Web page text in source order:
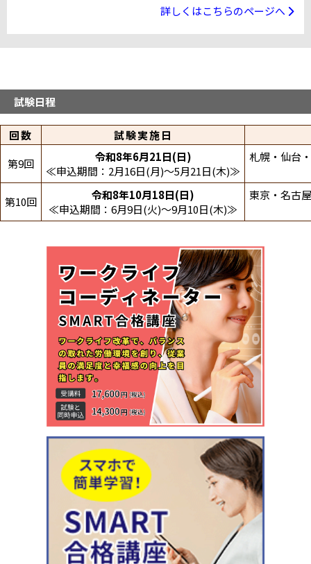
中国・四国
九州・沖縄
八幡西テストセンター
システムランド熊本テストセンター
システムランド宮崎テストセンター
鹿児島中央駅東テストセンター
博多駅筑紫口テストセンター
満席
折りたたむ
詳しくはこちらのページへ
試験日程
回数
試験実施日
第9回
令和8年6月21日(日)
≪申込期間：2月16日(月)～5月21日(木)≫
札幌・仙台
第10回
令和8年10月18日(日)
≪申込期間：6月9日(火)～9月10日(木)≫
東京・名古